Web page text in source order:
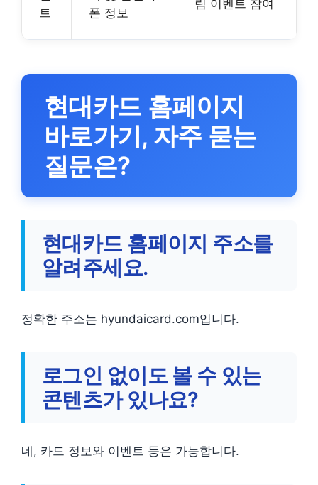
트
폰 정보
림 이벤트 참여
현대카드 홈페이지
바로가기, 자주 묻는
질문은?
현대카드 홈페이지 주소를
알려주세요.
정확한 주소는 hyundaicard.com입니다.
로그인 없이도 볼 수 있는
콘텐츠가 있나요?
네, 카드 정보와 이벤트 등은 가능합니다.